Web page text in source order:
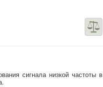
сигнала низкой частоты в